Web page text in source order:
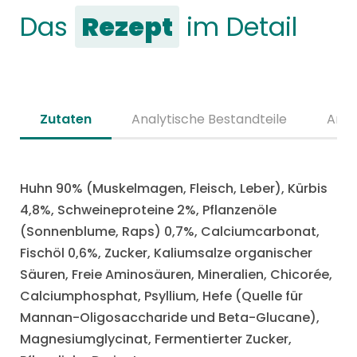
Das Rezept im Detail
Zutaten Analytische Bestandteile
Huhn 90% (Muskelmagen, Fleisch, Leber), Kürbis
4,8%, Schweineproteine 2%, Pflanzenöle
(Sonnenblume, Raps) 0,7%, Calciumcarbonat,
Fischöl 0,6%, Zucker, Kaliumsalze organischer
Säuren, Freie Aminosäuren, Mineralien, Chicorée,
Calciumphosphat, Psyllium, Hefe (Quelle für
Mannan-Oligosaccharide und Beta-Glucane),
Magnesiumglycinat, Fermentierter Zucker,